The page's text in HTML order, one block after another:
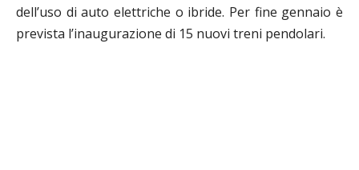
dell’uso di auto elettriche o ibride. Per fine gennaio è
prevista l’inaugurazione di 15 nuovi treni pendolari.